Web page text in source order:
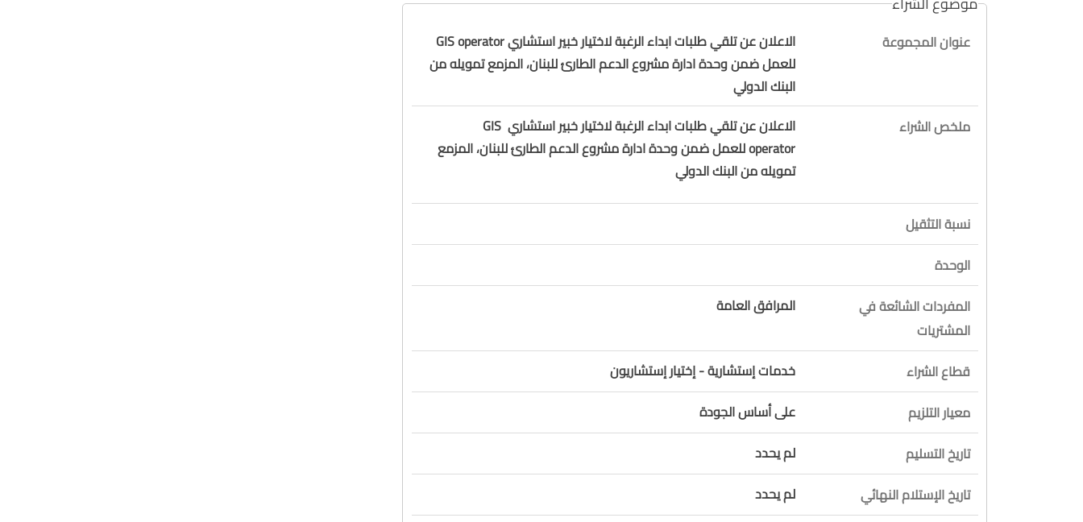
عنوان المجموعة
الاعلان عن تلقي طلبات ابداء الرغبة لاختيار خبير استشاري GIS operator
للعمل ضمن وحدة ادارة مشروع الدعم الطارئ للبنان، المزمع تمويله من
البنك الدولي
ملخص الشراء
الاعلان عن تلقي طلبات ابداء الرغبة لاختيار خبير استشاري GIS
operator للعمل ضمن وحدة ادارة مشروع الدعم الطارئ للبنان، المزمع
تمويله من البنك الدولي
نسبة التثقيل
الوحدة
المفردات الشائعة في
المشتريات
المرافق العامة
قطاع الشراء
خدمات إستشارية - إختيار إستشاريون
معيار التلزيم
على أساس الجودة
تاريخ التسليم
لم يحدد
تاريخ الإستلام النهائي
لم يحدد